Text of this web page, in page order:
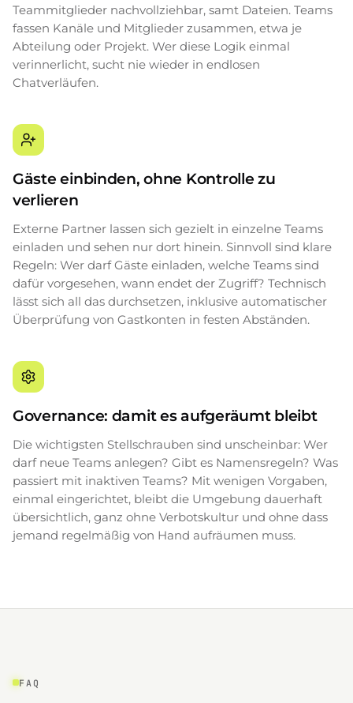
Teammitglieder nachvollziehbar, samt Dateien. Teams
fassen Kanäle und Mitglieder zusammen, etwa je
Abteilung oder Projekt. Wer diese Logik einmal
verinnerlicht, sucht nie wieder in endlosen
Chatverläufen.
Gäste einbinden, ohne Kontrolle zu
verlieren
Externe Partner lassen sich gezielt in einzelne Teams
einladen und sehen nur dort hinein. Sinnvoll sind klare
Regeln: Wer darf Gäste einladen, welche Teams sind
dafür vorgesehen, wann endet der Zugriff? Technisch
lässt sich all das durchsetzen, inklusive automatischer
Überprüfung von Gastkonten in festen Abständen.
Governance: damit es aufgeräumt bleibt
Die wichtigsten Stellschrauben sind unscheinbar: Wer
darf neue Teams anlegen? Gibt es Namensregeln? Was
passiert mit inaktiven Teams? Mit wenigen Vorgaben,
einmal eingerichtet, bleibt die Umgebung dauerhaft
übersichtlich, ganz ohne Verbotskultur und ohne dass
jemand regelmäßig von Hand aufräumen muss.
FAQ